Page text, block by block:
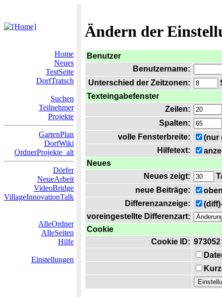
Ändern der
Home
Neues
TestSeite
DorfTratsch
Suchen
Teilnehmer
Projekte
GartenPlan
DorfWiki
OrdnerProjekte_alt
Dörfer
NeueArbeit
VideoBridge
VillageInnovationTalk
AlleOrdner
AlleSeiten
Hilfe
Einstellungen
Benutzer
Benutzername:
Unterschied der Zeitzonen:
Texteingabefenster
Zeilen:
Spalten:
volle Fensterbreite:
(nur
Hilfetext:
Neues
Neues zeigt:
neue Beiträge:
Differenzanzeige:
voreingestellte Differenzart:
Cookie
Cookie ID: 973052